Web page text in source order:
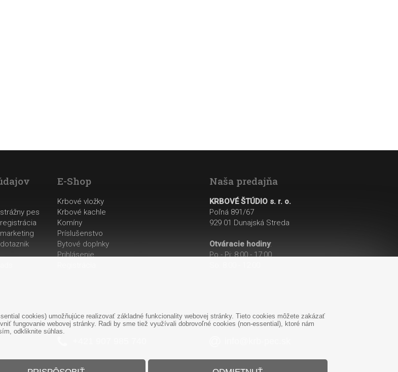
pes
E-Shop
Krbové vložky
Krbové kachle
Komíny
Príslušenstvo
Bytové doplnky
Prihlásenie
Naša predajňa
KRBOVÉ ŠTÚDIO s. r. o.
Poľná 891/67
929 01 Dunajská Streda
Otváracie hodiny:
Po - Pi: 8:00 - 17:00
cookies) umožňujúce realizovať základné funkcionality webovej stránky. Tieto cookies môžete zakázať
fungovanie webovej stránky. Radi by sme tiež využívali dobrovoľné cookies (non-essential), ktoré nám
odkliknite súhlas.